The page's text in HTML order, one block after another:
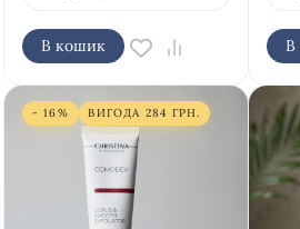
В кошик В
- 16% ВИГОДА 284 ГРН.